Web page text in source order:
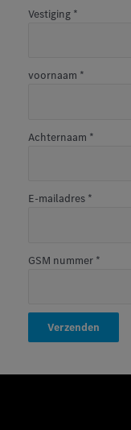
Vestiging *
voornaam *
Achternaam *
E-mailadres *
GSM nummer *
Verzenden